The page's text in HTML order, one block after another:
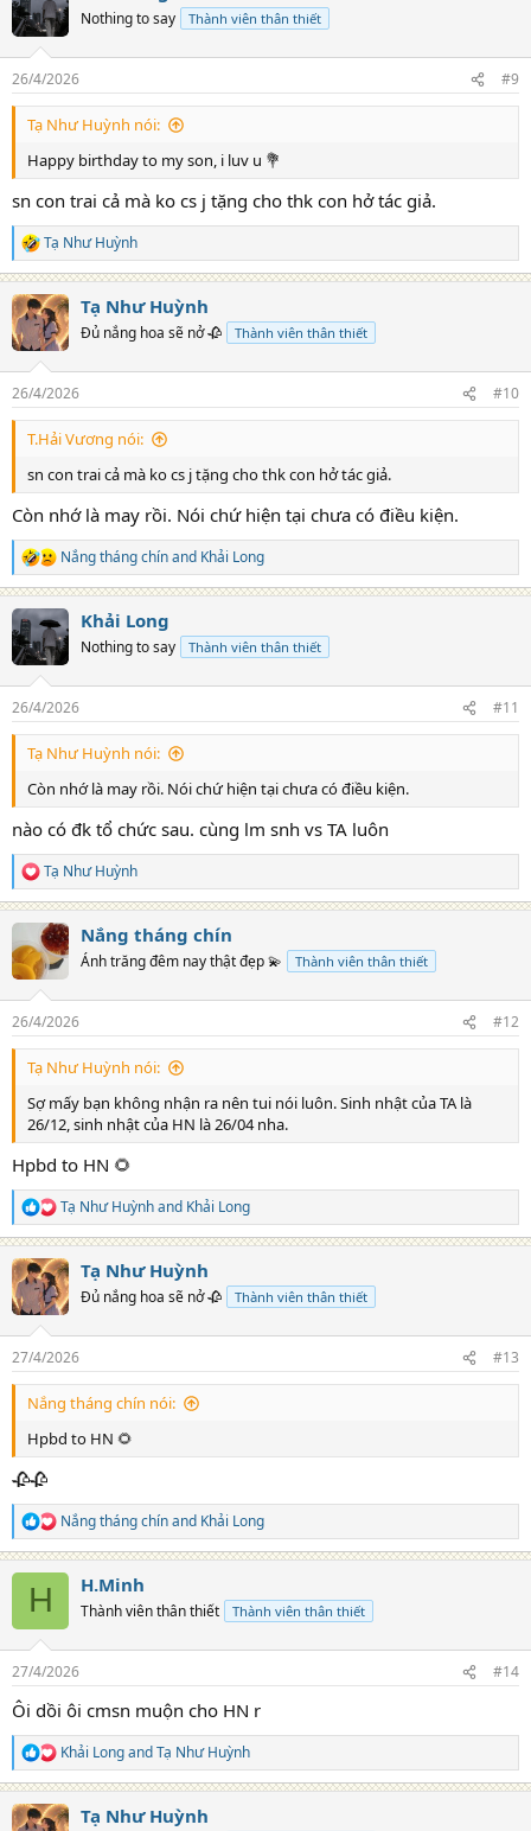
t
i
s
:
Nothing to say Thành viên thân thiết
26/4/2026 #9
Tạ Như Huỳnh nói:
Happy birthday to my son, i luv u 💐
sn con trai cả mà ko cs j tặng cho thk con hở tác giả.
R
e
a
c
t
i
s
:
Tạ Như Huỳnh
Tạ Như Huỳnh
Đủ nắng hoa sẽ nở 🥀 Thành viên thân thiết
26/4/2026 #10
T.Hải Vương nói:
sn con trai cả mà ko cs j tặng cho thk con hở tác giả.
Còn nhớ là may rồi. Nói chứ hiện tại chưa có điều kiện.
R
e
a
c
t
i
s
:
Nắng tháng chínand Khải Long
Khải Long
Nothing to say Thành viên thân thiết
26/4/2026 #11
Tạ Như Huỳnh nói:
Còn nhớ là may rồi. Nói chứ hiện tại chưa có điều kiện.
nào có đk tổ chức sau. cùng lm snh vs TA luôn
R
e
a
t
i
s
:
Tạ Như Huỳnh
Nắng tháng chín
Ánh trăng đêm nay thật đẹp 💫 Thành viên thân thiết
26/4/2026 #12
Tạ Như Huỳnh nói:
Sợ mấy bạn không nhận ra nên tui nói luôn. Sinh nhật của TA là
26/12, sinh nhật của HN là 26/04 nha.
Hpbd to HN 🌻
R
e
a
c
t
i
s
:
Tạ Như Huỳnhand Khải Long
Tạ Như Huỳnh
Đủ nắng hoa sẽ nở 🥀 Thành viên thân thiết
27/4/2026 #13
Nắng tháng chín nói:
Hpbd to HN 🌻
🥀🥀
R
e
a
s
:
Nắng tháng chínand Khải Long
H H.Minh
Thành viên thân thiết Thành viên thân thiết
27/4/2026 #14
Ôi dồi ôi cmsn muộn cho HN r
R
e
c
Khải LongandTạ Như Huỳnh
Tạ Như Huỳnh